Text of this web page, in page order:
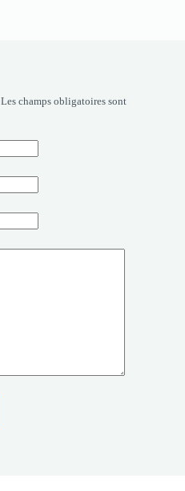
Les champs obligatoires sont